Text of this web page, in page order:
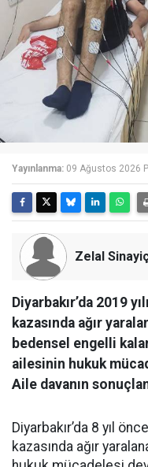
Yayınlanma: 09 Ağustos 2026
Zelal
Diyarbakır’da 2019
kazasında ağır
bedensel engelli
ailesinin hukuk
Aile davanın
Diyarbakır’da 8 yıl
kazasında ağır